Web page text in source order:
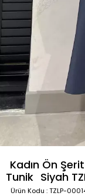
Kadın Ön
Tunik Siyah
Ürün Kodu : TZLP-